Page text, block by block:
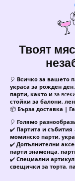
Твоят
🎈 Всичко за вашето
украса за рожден ден,
парти, както и за
стойки за балони,
📦 Бърза доставка |
🎈 Голямо
✔️ Партита и събития
моминско парти,
✔️ Допълнителни
парти знаменца,
✔️ Специални
свещички за торта,